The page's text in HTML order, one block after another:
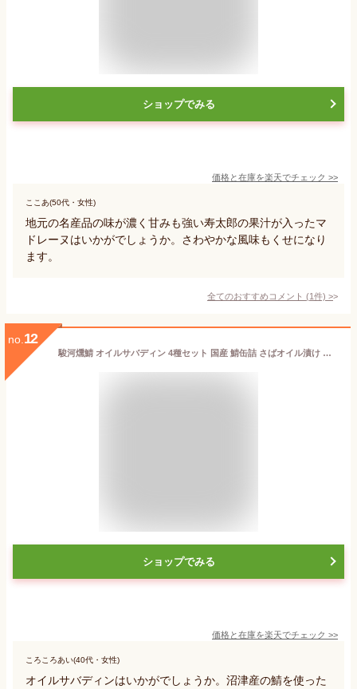
ショップでみる
価格と在庫を楽天でチェック >>
ここあ(50代・女性)
地元の名産品の味が濃く甘みも強い寿太郎の果汁が入ったマ
ドレーヌはいかがでしょうか。さわやかな風味もくせになり
ます。
全てのおすすめコメント (1件) >
no. 12
駿河燻鯖 オイルサバディン 4種セット 国産 鯖缶詰 さばオイル漬け 静岡 ギフト
ショップでみる
価格と在庫を楽天でチェック >>
ころころあい(40代・女性)
オイルサバディンはいかがでしょうか。沼津産の鯖を使った